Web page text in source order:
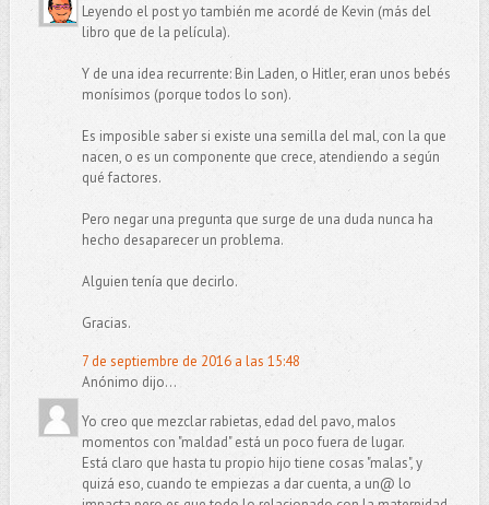
Leyendo el post yo también me acordé de Kevin (más del
libro que de la película).
Y de una idea recurrente: Bin Laden, o Hitler, eran unos bebés
monísimos (porque todos lo son).
Es imposible saber si existe una semilla del mal, con la que
nacen, o es un componente que crece, atendiendo a según
qué factores.
Pero negar una pregunta que surge de una duda nunca ha
hecho desaparecer un problema.
Alguien tenía que decirlo.
Gracias.
7 de septiembre de 2016 a las 15:48
Anónimo dijo...
Yo creo que mezclar rabietas, edad del pavo, malos
momentos con "maldad" está un poco fuera de lugar.
Está claro que hasta tu propio hijo tiene cosas "malas", y
quizá eso, cuando te empiezas a dar cuenta, a un@ lo